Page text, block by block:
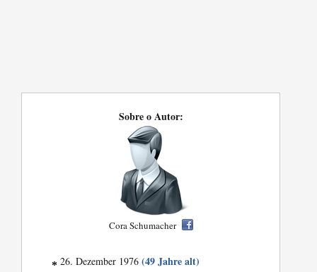
Sobre o Autor:
Cora Schumacher
* 26. Dezember 1976(49 Jahre alt)